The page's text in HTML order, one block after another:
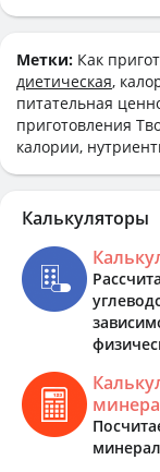
Метки: Как
диетическая,
питательная
приготовления
калории,
Калькуляторы